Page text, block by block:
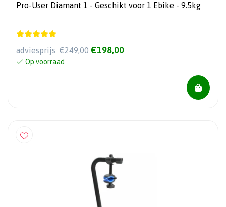
Pro-User Diamant 1 - Geschikt voor 1 Ebike - 9.5kg
adviesprijs €249,00 €198,00
Op voorraad